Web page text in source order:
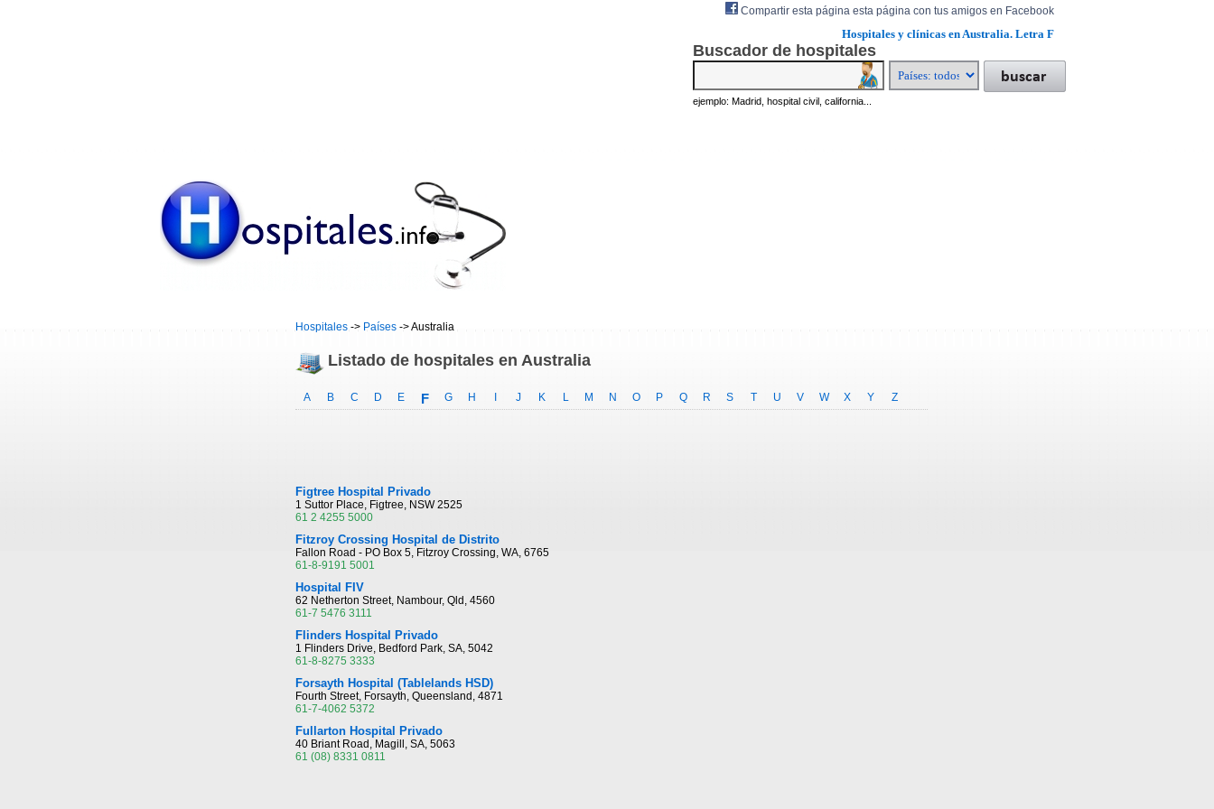
Hospitales y clínicas en Australia. Letra F
Buscador de hospitales
ejemplo: Madrid, hospital civil, california...
Hospitales -> Países -> Australia
Listado de hospitales en Australia
A B C D E F G H J K L M N O P Q R S T U V W X Y Z
Figtree Hospital Privado
1 Suttor Place, Figtree, NSW 2525
61 2 4255 5000
Fitzroy Crossing Hospital de Distrito
Fallon Road - PO Box 5, Fitzroy Crossing, WA, 6765
61-8-9191 5001
Hospital FIV
62 Netherton Street, Nambour, Qld, 4560
61-7 5476 3111
Flinders Hospital Privado
1 Flinders Drive, Bedford Park, SA, 5042
61-8-8275 3333
Forsayth Hospital (Tablelands HSD)
Fourth Street, Forsayth, Queensland, 4871
61-7-4062 5372
Fullarton Hospital Privado
40 Briant Road, Magill, SA, 5063
61 (08) 8331 0811
Compartir esta página esta página con tus amigos en Facebook